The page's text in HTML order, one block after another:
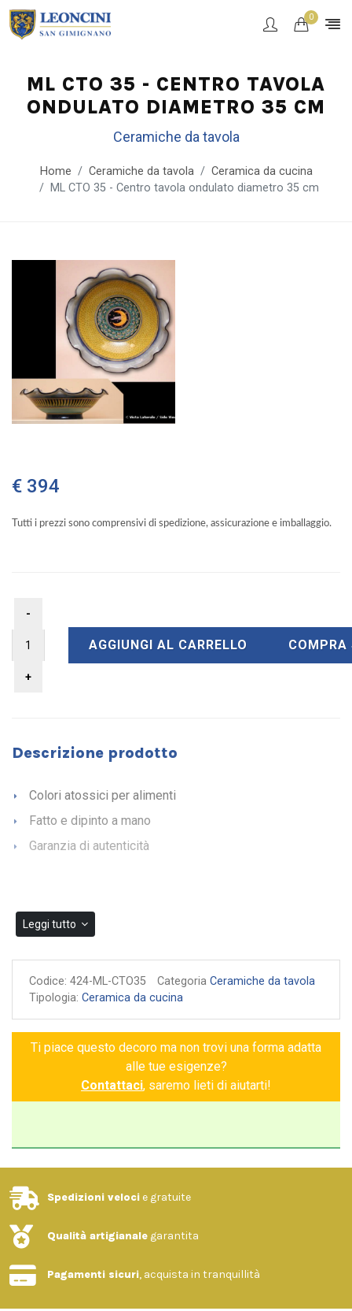
0
ML CTO 35 - CENTRO TAVOLA
ONDULATO DIAMETRO 35 CM
Ceramiche da tavola
Home Ceramiche da tavola
Ceramica da cucina
ML CTO 35 - Centro tavola ondulato diametro 35 cm
€ 394
Tutti i prezzi sono comprensivi di spedizione, assicurazione e imballaggio.
AGGIUNGI AL CARRELLO COMPRA
Descrizione prodotto
Colori atossici per alimenti
Fatto e dipinto a mano
Garanzia di autenticità
Leggi tutto
Codice: 424-ML-CTO35 Categoria Ceramiche da tavola
Tipologia: Ceramica da cucina
Ti piace questo decoro ma non trovi una forma adatta
alle tue esigenze?
Contattaci, saremo lieti di aiutarti!
Spedizioni veloci e gratuite
Qualità artigianale garantita
Pagamenti sicuri, acquista in tranquillità